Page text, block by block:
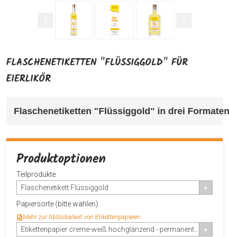
FLASCHENETIKETTEN "FLÜSSIGGOLD" FÜR
EIERLIKÖR
Flaschenetiketten "Flüssiggold" in drei
Produktoptionen
Teilprodukte
Flaschenetikett Flüssiggold
Papiersorte (bitte wählen)
Mehr zur Ablösbarkeit von Etikettenpapieren